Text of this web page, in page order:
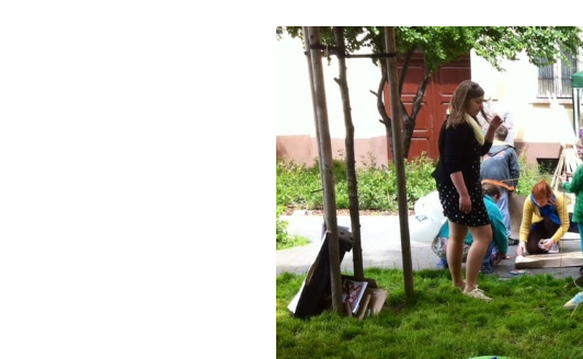
Kliknij, aby powiększyć